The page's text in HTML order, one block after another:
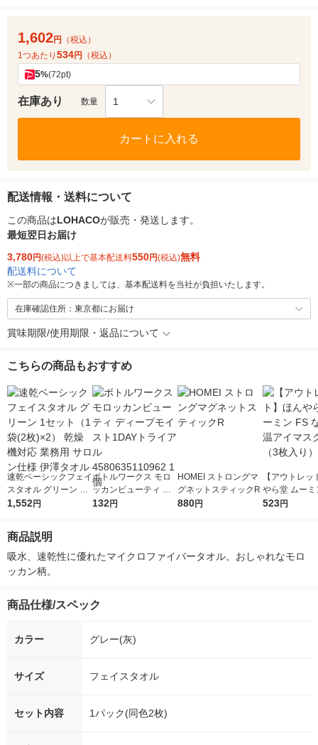
1,602円
（税込）
1つあたり 534円 （税込）
5%(72pt)
在庫あり 数量 1
カートに入れる
配送情報・送料について
この商品はLOHACOが販売・発送します。
最短翌日お届け
3,780円(税込)以上で基本配送料550円(税込)無料
配送料について
※一部の商品につきましては、基本配送料を当社が負担いたします。
在庫確認住所：東京都にお届け
賞味期限/使用期限・返品について
こちらの商品もおすすめ
速乾ベーシックフェイ
スタオル グリーン 1
セット（1袋(2枚)×2）
1,552円
ボトルワークス モロ
ッカンビューティ デ
ィープモイスト1DAY
132円
HOMEI ストロングマ
グネットスティックR
880円
【アウトレッ
やら堂 ムーミ
がら温アイマ
523円
商品説明
吸水、速乾性に優れたマイクロファイバータオル。おしゃれなモロ
ッカン柄。
商品仕様/スペック
カラー グレー(灰)
サイズ フェイスタオル
セット内容 1パック(同色2枚)